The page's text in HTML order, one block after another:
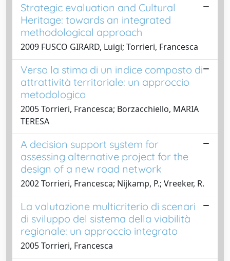
Strategic evaluation and Cultural
Heritage: towards an integrated
methodological approach
2009 FUSCO GIRARD, Luigi; Torrieri, Francesca
Verso la stima di un indice composto di
attrattività territoriale: un approccio
metodologico
2005 Torrieri, Francesca; Borzacchiello, MARIA
TERESA
A decision support system for
assessing alternative project for the
design of a new road network
2002 Torrieri, Francesca; Nijkamp, P.; Vreeker, R.
La valutazione multicriterio di scenari
di sviluppo del sistema della viabilità
regionale: un approccio integrato
2005 Torrieri, Francesca